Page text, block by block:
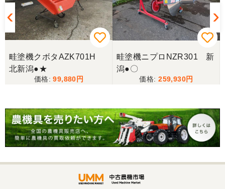
三重県／miraisann
写真と現物が違いすぎる
三重県／谷本勝美
こちらの、対応も、よく、大変、満足、です。
三重県／谷本勝美
こちらの、対応、も、よくして、くれました。
対応も、よくしてくれました、有難うございまし
畦塗機クボタAZK701H
北新潟●★
99,880
畦塗機ニプロNZR301 新
潟●〇
259,930